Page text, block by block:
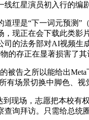
红星演员初入行的编
是“下一词元预测”
现正在会下载此类影
的法务部对AI视频
的存正在显著损害了
告之所以能给出Meta
有场景切换中脚色、视
场，志愿把本校有
询拜访。只需给总统